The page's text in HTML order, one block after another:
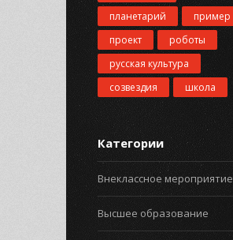
планетарий
пример
проект
роботы
русская культура
созвездия
школа
Категории
Внеклассное мероприятие
Высшее образование